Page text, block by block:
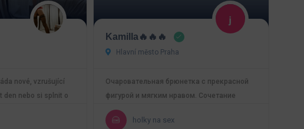
nové, vzrušující
den nebo si splnit o
Kamilla🔥🔥🔥
Hlavní město Praha
Очаровательная брюнетка с прекрасной
фигурой и мягким нравом. Сочетание
элегантности, обаяния и…
holky na sex